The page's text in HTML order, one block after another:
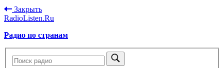
Закрыть
RadioListen.Ru
Радио по странам